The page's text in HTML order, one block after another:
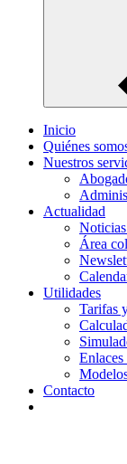
Inicio
Quiénes
Nuestros
Actualidad
Área
Utilidades
Tarifas
Enlaces
Contacto